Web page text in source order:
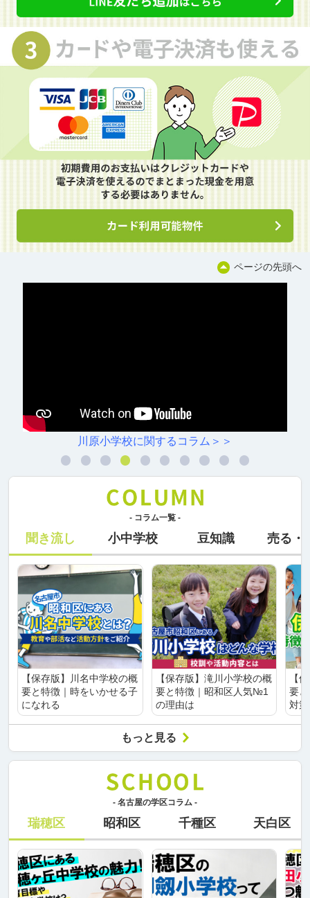
ページの先頭へ
川原小学校に関するコラム＞＞
- コラム一覧 -
聞き流し 小中学校 豆知識 売る・
【保存版】川名中学校の概
要と特徴｜時をいかせる子
になれる
【保存版】滝川小学校の概
要と特徴｜昭和区人気№1
の理由は
【
要
対
もっと見る
- 名古屋の学区コラム -
瑞穂区 昭和区 千種区 天白区